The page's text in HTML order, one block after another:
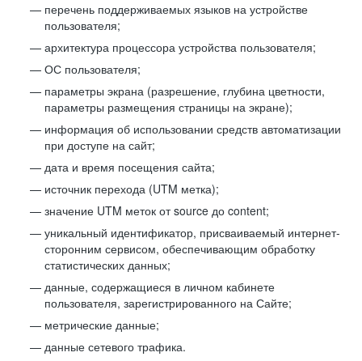
перечень поддерживаемых языков на устройстве
пользователя;
архитектура процессора устройства пользователя;
ОС пользователя;
параметры экрана (разрешение, глубина цветности,
параметры размещения страницы на экране);
информация об использовании средств автоматизации
при доступе на сайт;
дата и время посещения сайта;
источник перехода (UTM метка);
значение UTM меток от source до content;
уникальный идентификатор, присваиваемый интернет-
сторонним сервисом, обеспечивающим обработку
статистических данных;
данные, содержащиеся в личном кабинете
пользователя, зарегистрированного на Сайте;
метрические данные;
данные сетевого трафика.